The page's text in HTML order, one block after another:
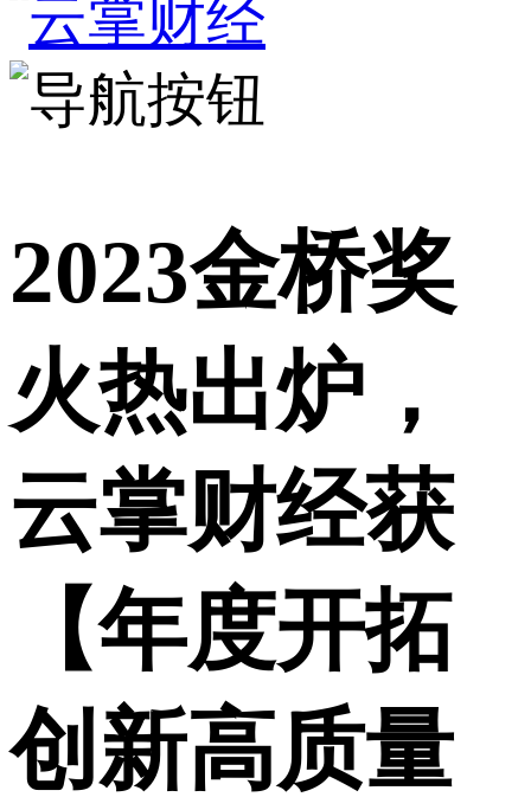
2023金桥奖
火热出炉，
云掌财经获
【年度开拓
创新高质量